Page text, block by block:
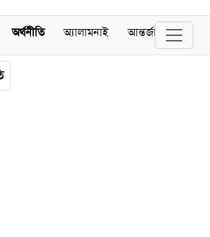
অর্থনীতি অ্যালামনাই আন্তর্জাতিক